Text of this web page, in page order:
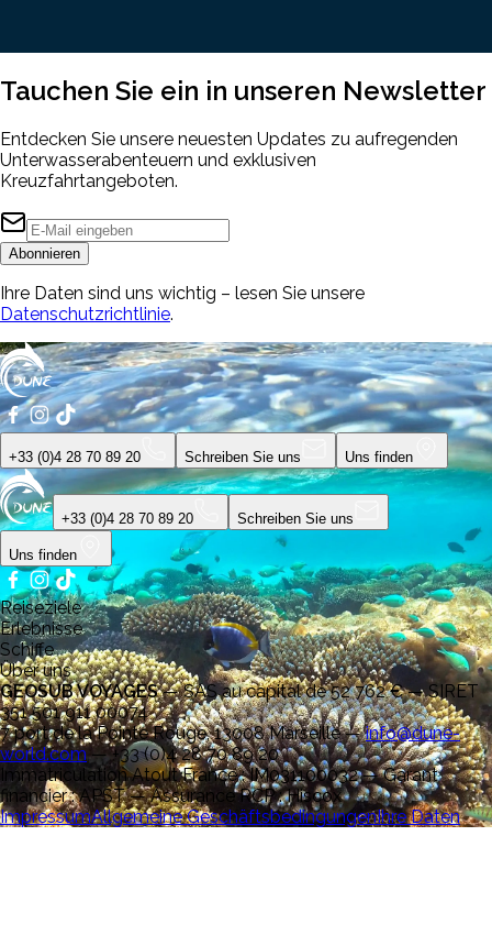
Tauchen Sie ein in unseren Newsletter
Entdecken Sie unsere neuesten Updates zu aufregenden
Unterwasserabenteuern und exklusiven
Kreuzfahrtangeboten.
Abonnieren
Ihre Daten sind uns wichtig – lesen Sie unsere
Datenschutzrichtlinie.
+33 (0)4 28 70 89 20 Schreiben Sie uns Uns finden
+33 (0)4 28 70 89 20 Schreiben Sie uns
Uns finden
Reiseziele
Erlebnisse
Schiffe
Über uns
GEOSUB VOYAGES—SAS au capital de 52 762 € — SIRET
351 501 911 00074
7 port de la Pointe Rouge, 13008 Marseille—info@dune-
world.com—+33 (0)4 28 70 89 20
Immatriculation Atout France : IM031100032 — Garant
financier : APST — Assurance RCP : Hiscox
ImpressumAllgemeine GeschäftsbedingungenIhre Daten